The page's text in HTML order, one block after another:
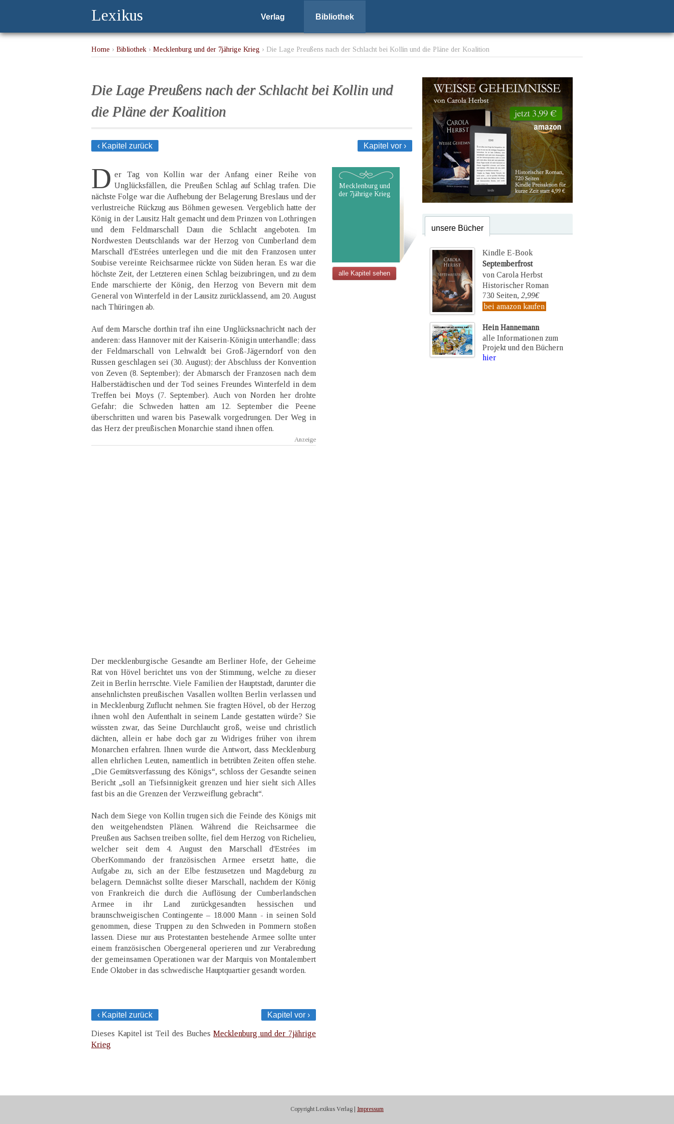
Lexikus Verlag Bibliothek
Home › Bibliothek › Mecklenburg und der 7jährige Krieg › Die Lage Preußens nach der Schlacht bei Kollin und die Pläne der Koalition
Die Lage Preußens nach der Schlacht bei Kollin und
die Pläne der Koalition
‹ Kapitel zurück Kapitel vor ›
D er Tag von Kollin war der Anfang einer Reihe von
Unglücksfällen, die Preußen Schlag auf Schlag trafen. Die
nächste Folge war die Aufhebung der Belagerung Breslaus und der
verlustreiche Rückzug aus Böhmen gewesen. Vergeblich hatte der
König in der Lausitz Halt gemacht und dem Prinzen von Lothringen
und dem Feldmarschall Daun die Schlacht angeboten. Im
Nordwesten Deutschlands war der Herzog von Cumberland dem
Marschall d'Estrées unterlegen und die mit den Franzosen unter
Soubise vereinte Reichsarmee rückte von Süden heran. Es war die
höchste Zeit, der Letzteren einen Schlag beizubringen, und zu dem
Ende marschierte der König, den Herzog von Bevern mit dem
General von Winterfeld in der Lausitz zurücklassend, am 20. August
nach Thüringen ab.
Auf dem Marsche dorthin traf ihn eine Unglücksnachricht nach der
anderen: dass Hannover mit der Kaiserin-Königin unterhandle; dass
der Feldmarschall von Lehwaldt bei Groß-Jägerndorf von den
Russen geschlagen sei (30. August); der Abschluss der Konvention
von Zeven (8. September); der Abmarsch der Franzosen nach dem
Halberstädtischen und der Tod seines Freundes Winterfeld in dem
Treffen bei Moys (7. September). Auch von Norden her drohte
Gefahr; die Schweden hatten am 12. September die Peene
überschritten und waren bis Pasewalk vorgedrungen. Der Weg in
das Herz der preußischen Monarchie stand ihnen offen.
Der mecklenburgische Gesandte am Berliner Hofe, der Geheime
Rat von Hövel berichtet uns von der Stimmung, welche zu dieser
Zeit in Berlin herrschte. Viele Familien der Hauptstadt, darunter die
ansehnlichsten preußischen Vasallen wollten Berlin verlassen und
in Mecklenburg Zuflucht nehmen. Sie fragten Hövel, ob der Herzog
ihnen wohl den Aufenthalt in seinem Lande gestatten würde? Sie
wüssten zwar, das Seine Durchlaucht groß, weise und christlich
dächten, allein er habe doch gar zu Widriges früher von ihrem
Monarchen erfahren. Ihnen wurde die Antwort, dass Mecklenburg
allen ehrlichen Leuten, namentlich in betrübten Zeiten offen stehe.
„Die Gemütsverfassung des Königs“, schloss der Gesandte seinen
Bericht „soll an Tiefsinnigkeit grenzen und hier sieht sich Alles
fast bis an die Grenzen der Verzweiflung gebracht“.
Nach dem Siege von Kollin trugen sich die Feinde des Königs mit
den weitgehendsten Plänen. Während die Reichsarmee die
Preußen aus Sachsen treiben sollte, fiel dem Herzog von Richelieu,
welcher seit dem 4. August den Marschall d'Estrées im
OberKommando der französischen Armee ersetzt hatte, die
Aufgabe zu, sich an der Elbe festzusetzen und Magdeburg zu
belagern. Demnächst sollte dieser Marschall, nachdem der König
von Frankreich die durch die Auflösung der Cumberlandschen
Armee in ihr Land zurückgesandten hessischen und
braunschweigischen Contingente – 18.000 Mann - in seinen Sold
genommen, diese Truppen zu den Schweden in Pommern stoßen
lassen. Diese nur aus Protestanten bestehende Armee sollte unter
einem französischen Obergeneral operieren und zur Verabredung
der gemeinsamen Operationen war der Marquis von Montalembert
Ende Oktober in das schwedische Hauptquartier gesandt worden.
‹ Kapitel zurück Kapitel vor ›
Dieses Kapitel ist Teil des BuchesMecklenburg und der 7jährige
Krieg
Mecklenburg und
der 7jährige Krieg
alle Kapitel sehen
unsere Bücher
Kindle E-Book
Septemberfrost
von Carola Herbst
Historischer Roman
730 Seiten, 2,99€
bei amazon kaufen
Hein Hannemann
alle Informationen zum
Projekt und den Büchern
hier
Copyright Lexikus Verlag | Impressum